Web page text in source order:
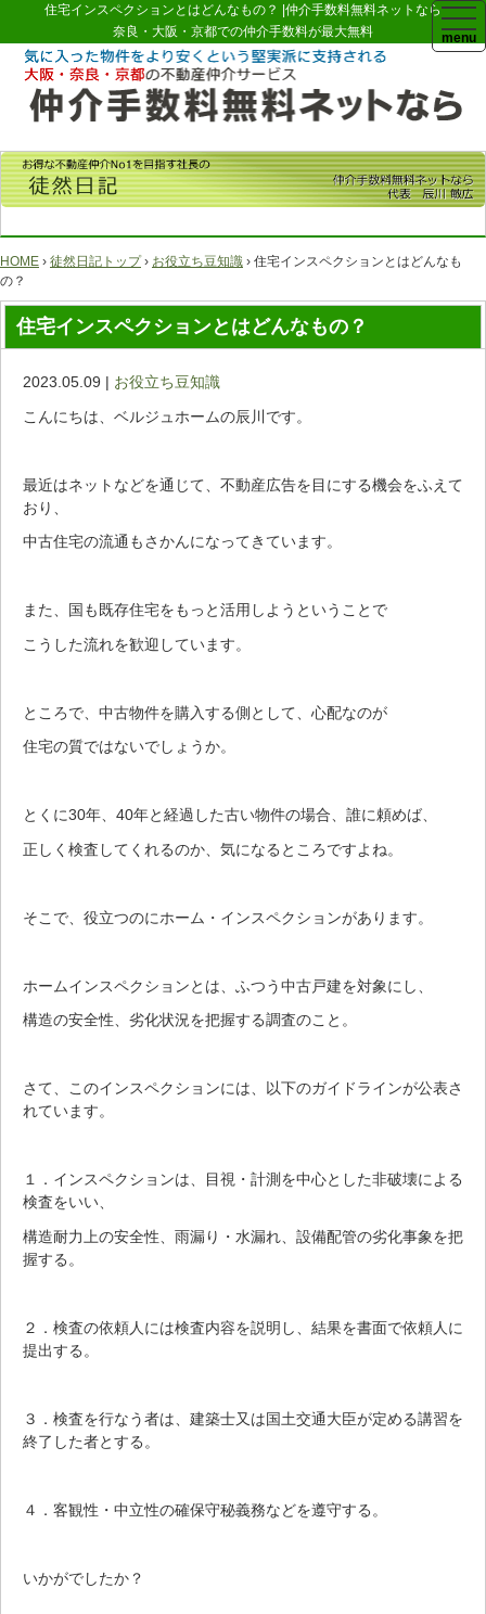
住宅インスペクションとはどんなもの？ |仲介手数料無料ネットなら
奈良・大阪・京都での仲介手数料が最大無料
HOME › 徒然日記トップ› お役立ち豆知識 › 住宅インスペクションとはどんなも
の？
住宅インスペクションとはどんなもの？
2023.05.09 | お役立ち豆知識
こんにちは、ベルジュホームの辰川です。
最近はネットなどを通じて、不動産広告を目にする機会をふえて
おり、
中古住宅の流通もさかんになってきています。
また、国も既存住宅をもっと活用しようということで
こうした流れを歓迎しています。
ところで、中古物件を購入する側として、心配なのが
住宅の質ではないでしょうか。
とくに30年、40年と経過した古い物件の場合、誰に頼めば、
正しく検査してくれるのか、気になるところですよね。
そこで、役立つのにホーム・インスペクションがあります。
ホームインスペクションとは、ふつう中古戸建を対象にし、
構造の安全性、劣化状況を把握する調査のこと。
さて、このインスペクションには、以下のガイドラインが公表さ
れています。
１．インスペクションは、目視・計測を中心とした非破壊による
検査をいい、
構造耐力上の安全性、雨漏り・水漏れ、設備配管の劣化事象を把
握する。
２．検査の依頼人には検査内容を説明し、結果を書面で依頼人に
提出する。
３．検査を行なう者は、建築士又は国土交通大臣が定める講習を
終了した者とする。
４．客観性・中立性の確保守秘義務などを遵守する。
いかがでしたか？